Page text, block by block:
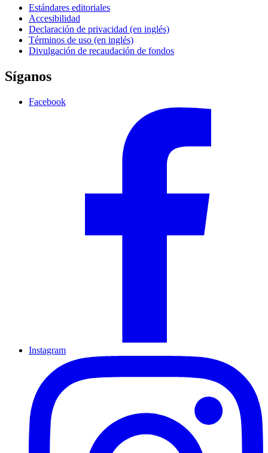
Estándares editoriales
Accesibilidad
Declaración de privacidad (en inglés)
Términos de uso (en inglés)
Divulgación de recaudación de fondos
Síganos
Facebook
Instagram